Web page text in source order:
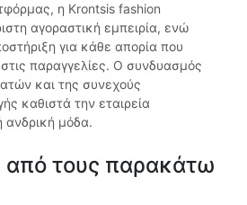
η Krontsis fashion
αγοραστική εμπειρία, ενώ
για κάθε απορία που
παραγγελίες. Ο συνδυασμός
και της συνεχούς
καθιστά την εταιρεία
ανδρική μόδα.
από τους παρακάτω